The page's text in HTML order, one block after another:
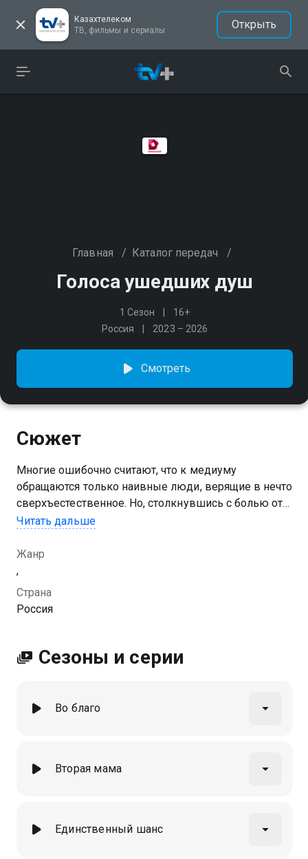
Казахтелеком
ТВ, фильмы и сериалы
Открыть
Главная / Каталог передач /
Голocа ушедших душ
1 Сезон
16+
Россия
2023 – 2026
Смотреть
Сюжет
Многие ошибочно считают, что к медиуму
обращаются только наивные люди, верящие в нечто
сверхъестественное. Но, столкнувшись с болью от
потери близких, каждый человек способен
Читать дальше
Жанр
,
Страна
Россия
Сезоны и серии
Во благо
Вторая мама
Единственный шанс